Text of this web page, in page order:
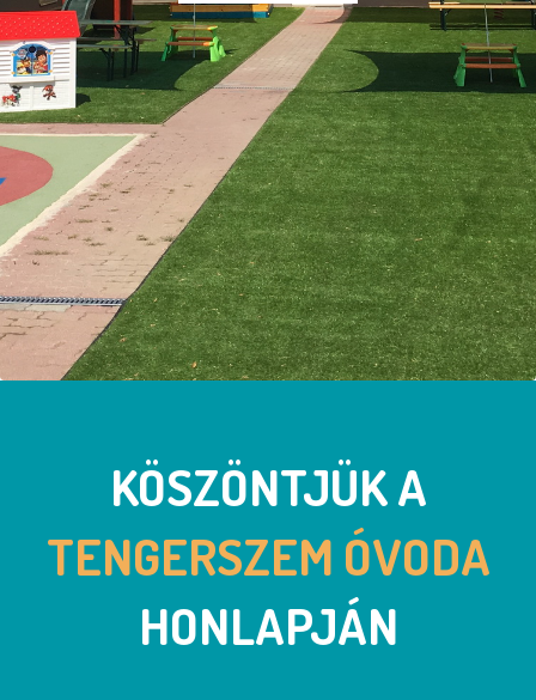
KÖSZÖNTJÜK A
TENGERSZEM ÓVODA
HONLAPJÁN